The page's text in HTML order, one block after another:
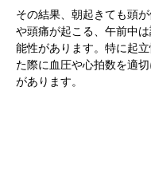
その結果、朝起きても頭
や頭痛が起こる、午前中
能性があります。特に起
た際に血圧や心拍数を適
があります。